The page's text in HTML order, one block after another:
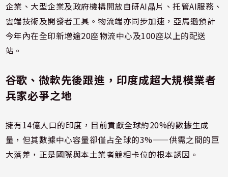
企業、大型企業及政府機構開放自研AI晶片、托管AI服務、
雲端技術及開發者工具。物流端亦同步加速，亞馬遜預計
今年內在全印新增逾20座物流中心及100座以上的配送
站。
谷歌、微軟先後跟進，印度成超大規模業者
兵家必爭之地
擁有14億人口的印度，目前貢獻全球約20%的數據生成
量，但其數據中心容量卻僅占全球的3%——供需之間的巨
大落差，正是國際與本土業者競相卡位的根本誘因。